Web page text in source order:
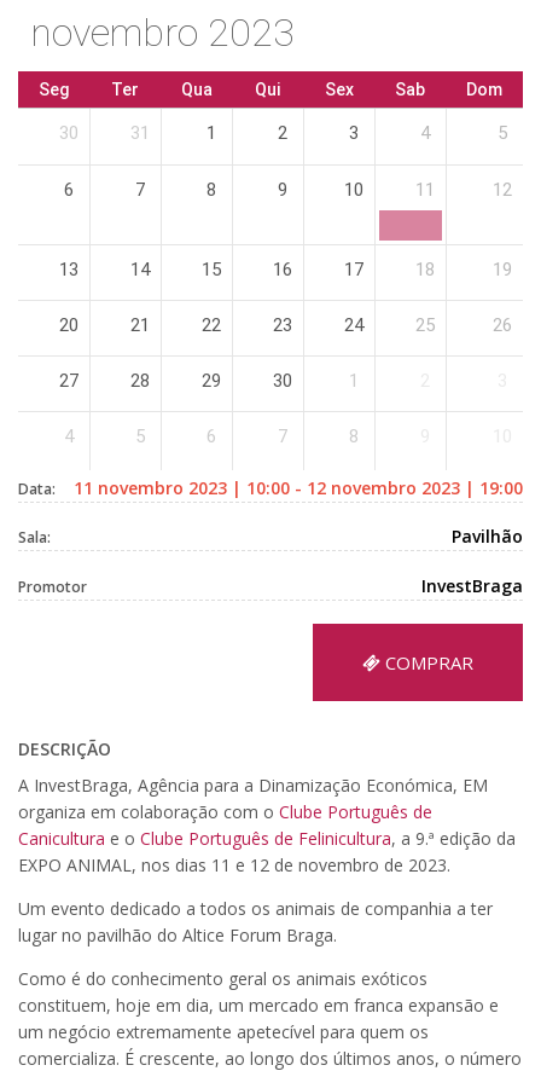
novembro 2023
Seg Ter Qua Qui Sex Sab Dom
30 31 1 2 3 4 5
6 7 8 9 10 11 12
13 14 15 16 17 18 19
20 21 22 23 24 25 26
27 28 29 30 1
4 5 6 7 8
Data: 11 novembro 2023 | 10:00 - 12 novembro 2023 | 19:00
Sala: Pavilhão
Promotor InvestBraga
COMPRAR
DESCRIÇÃO
A InvestBraga, Agência para a Dinamização Económica, EM
organiza em colaboração com o Clube Português de
Canicultura e o Clube Português de Felinicultura, a 9.ª edição da
EXPO ANIMAL, nos dias 11 e 12 de novembro de 2023.
Um evento dedicado a todos os animais de companhia a ter
lugar no pavilhão do Altice Forum Braga.
Como é do conhecimento geral os animais exóticos
constituem, hoje em dia, um mercado em franca expansão e
um negócio extremamente apetecível para quem os
comercializa. É crescente, ao longo dos últimos anos, o número